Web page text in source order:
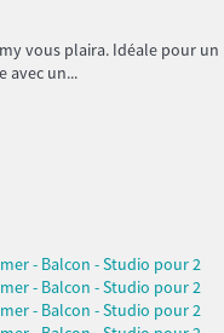
vous plaira. Idéale pour un
avec un...